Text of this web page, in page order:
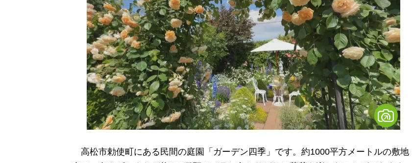
高松市勅使町にある民間の庭園「ガーデン四季」です。約1000平方メートルの敷地